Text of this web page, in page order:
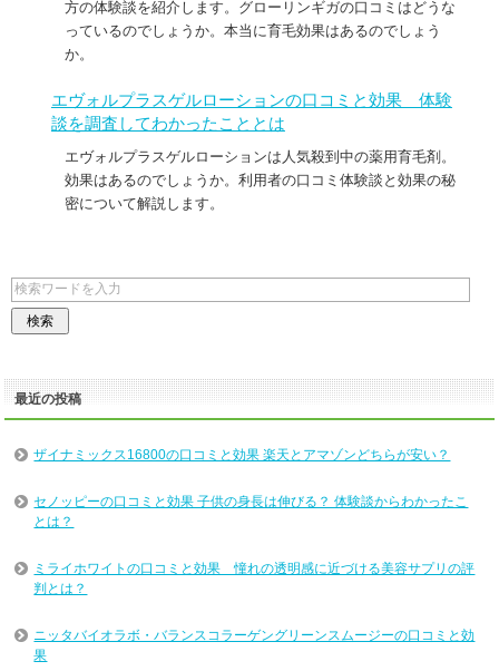
方の体験談を紹介します。グローリンギガの口コミはどうな
っているのでしょうか。本当に育毛効果はあるのでしょう
か。
エヴォルプラスゲルローションの口コミと効果 体験
談を調査してわかったこととは
エヴォルプラスゲルローションは人気殺到中の薬用育毛剤。
効果はあるのでしょうか。利用者の口コミ体験談と効果の秘
密について解説します。
最近の投稿
ザイナミックス16800の口コミと効果 楽天とアマゾンどちらが安い？
セノッピーの口コミと効果 子供の身長は伸びる？ 体験談からわかったこ
とは？
ミライホワイトの口コミと効果 憧れの透明感に近づける美容サプリの評
判とは？
ニッタバイオラボ・バランスコラーゲングリーンスムージーの口コミと効
果